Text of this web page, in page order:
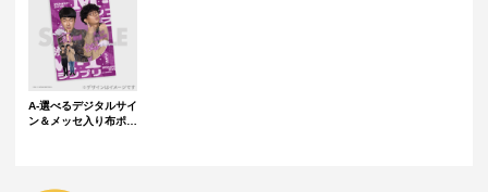
A-選べるデジタルサイ
ン＆メッセ入り布ポス